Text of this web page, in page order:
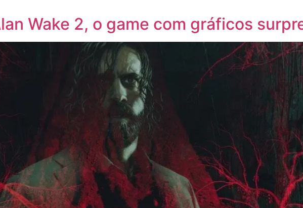
Wake 2, o game com gráficos